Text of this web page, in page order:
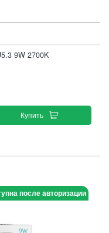
9W 2700K
Купить
после авторизации